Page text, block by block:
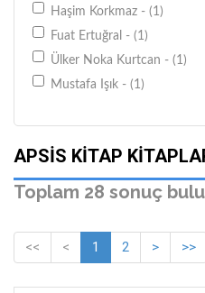
Haşim Korkmaz - (1)
Fuat Ertuğral - (1)
Ülker Noka Kurtcan - (1)
Mustafa Işık - (1)
APSIS KITAP
Toplam 28 sonuç
<< < 1 2 > >>